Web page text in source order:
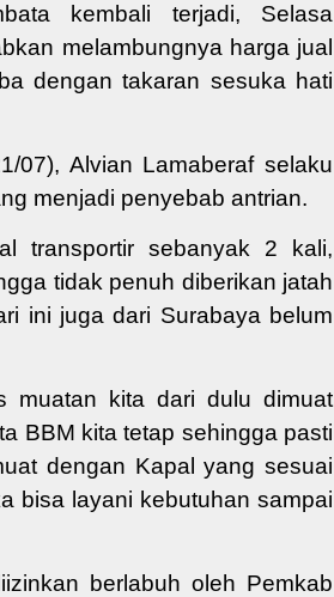
kembali terjadi, Selasa
melambungnya harga jual
dengan takaran sesuka hati
07), Alvian Lamaberaf selaku
menjadi penyebab antrian.
transportir sebanyak 2 kali,
tidak penuh diberikan jatah
ini juga dari Surabaya belum
muatan kita dari dulu dimuat
BBM kita tetap sehingga pasti
dengan Kapal yang sesuai
bisa layani kebutuhan sampai
berlabuh oleh Pemkab